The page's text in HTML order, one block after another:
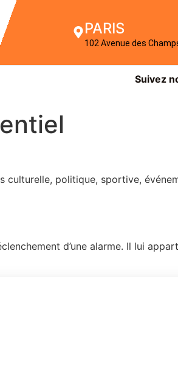
PARIS
102 Avenue des
Suivez
culturelle, politique, sportive,
d’une alarme. Il lui